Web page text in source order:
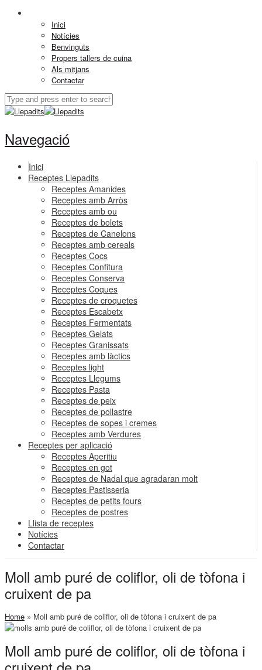
Inici
Notícies
Benvinguts
Propers tallers de cuina
Als mitjans
Contactar
Navegació
Inici
Receptes Llepadits
Receptes Amanides
Receptes amb Arròs
Receptes amb ou
Receptes de bolets
Receptes de Canelons
Receptes amb cereals
Receptes Cocs
Receptes Confitura
Receptes Conserva
Receptes Coques
Receptes de croquetes
Receptes Escabetx
Receptes Fermentats
Receptes Gelats
Receptes Granissats
Receptes amb làctics
Receptes light
Receptes Llegums
Receptes Pasta
Receptes de peix
Receptes de pollastre
Receptes de sopes i cremes
Receptes amb Verdures
Receptes per aplicació
Receptes Aperitiu
Receptes en got
Receptes de Nadal que agradaran molt
Receptes Pastisseria
Receptes de petits fours
Receptes de postres
Llista de receptes
Notícies
Contactar
Moll amb puré de coliflor, oli de tòfona i
cruixent de pa
Home » Moll amb puré de coliflor, oli de tòfona i cruixent de pa
Moll amb puré de coliflor, oli de tòfona i